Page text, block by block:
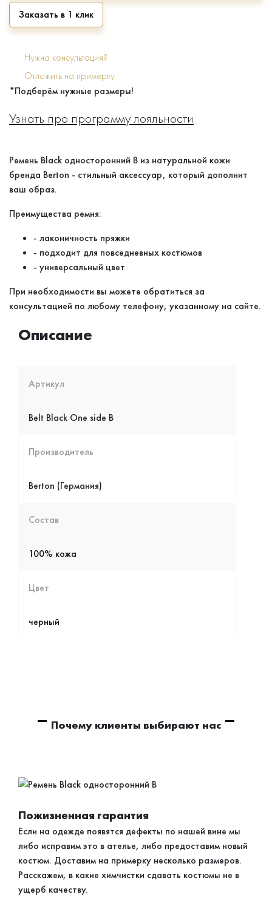
Заказать в 1 клик
Нужна консультация?
Отложить на примерку
*Подберём нужные размеры!
Узнать про программу лояльности
Ремень Black односторонний B из натуральной кожи
бренда Berton - стильный аксессуар, который дополнит
ваш образ.
Преимущества ремня:
- лаконичность пряжки
- подходит для повседневных костюмов
- универсальный цвет
При необходимости вы можете обратиться за
консультацией по любому телефону, указанному на сайте.
Описание
Артикул
Belt Black One side B
Производитель
Berton (Германия)
Состав
Цвет
Почему клиенты выбирают нас
Пожизненная гарантия
Если на одежде появятся дефекты по нашей вине мы
либо исправим это в ателье, либо предоставим новый
костюм. Доставим на примерку несколько размеров.
Расскажем, в какие химчистки сдавать костюмы не в
ущерб качеству.